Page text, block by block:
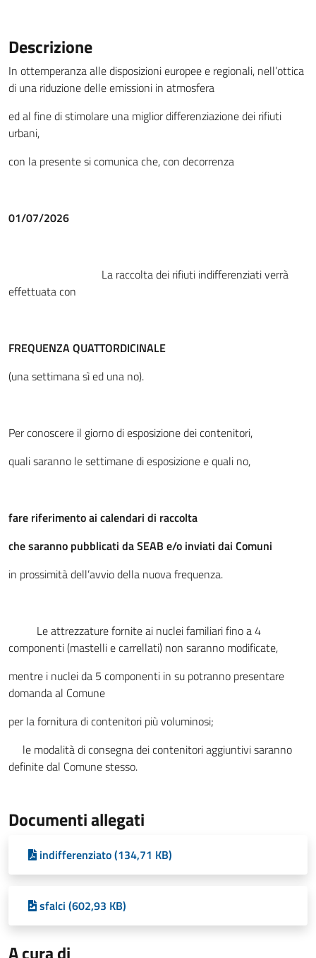
Descrizione
In ottemperanza alle disposizioni europee e regionali, nell’ottica
di una riduzione delle emissioni in atmosfera
ed al fine di stimolare una miglior differenziazione dei rifiuti
urbani,
con la presente si comunica che, con decorrenza
01/07/2026
La raccolta dei rifiuti indifferenziati verrà
effettuata con
FREQUENZA QUATTORDICINALE
(una settimana sì ed una no).
Per conoscere il giorno di esposizione dei contenitori,
quali saranno le settimane di esposizione e quali no,
fare riferimento ai calendari di raccolta
che saranno pubblicati da SEAB e/o inviati dai Comuni
in prossimità dell’avvio della nuova frequenza.
Le attrezzature fornite ai nuclei familiari fino a 4
componenti (mastelli e carrellati) non saranno modificate,
mentre i nuclei da 5 componenti in su potranno presentare
domanda al Comune
per la fornitura di contenitori più voluminosi;
le modalità di consegna dei contenitori aggiuntivi saranno
definite dal Comune stesso.
Documenti allegati
indifferenziato (134,71 KB)
sfalci (602,93 KB)